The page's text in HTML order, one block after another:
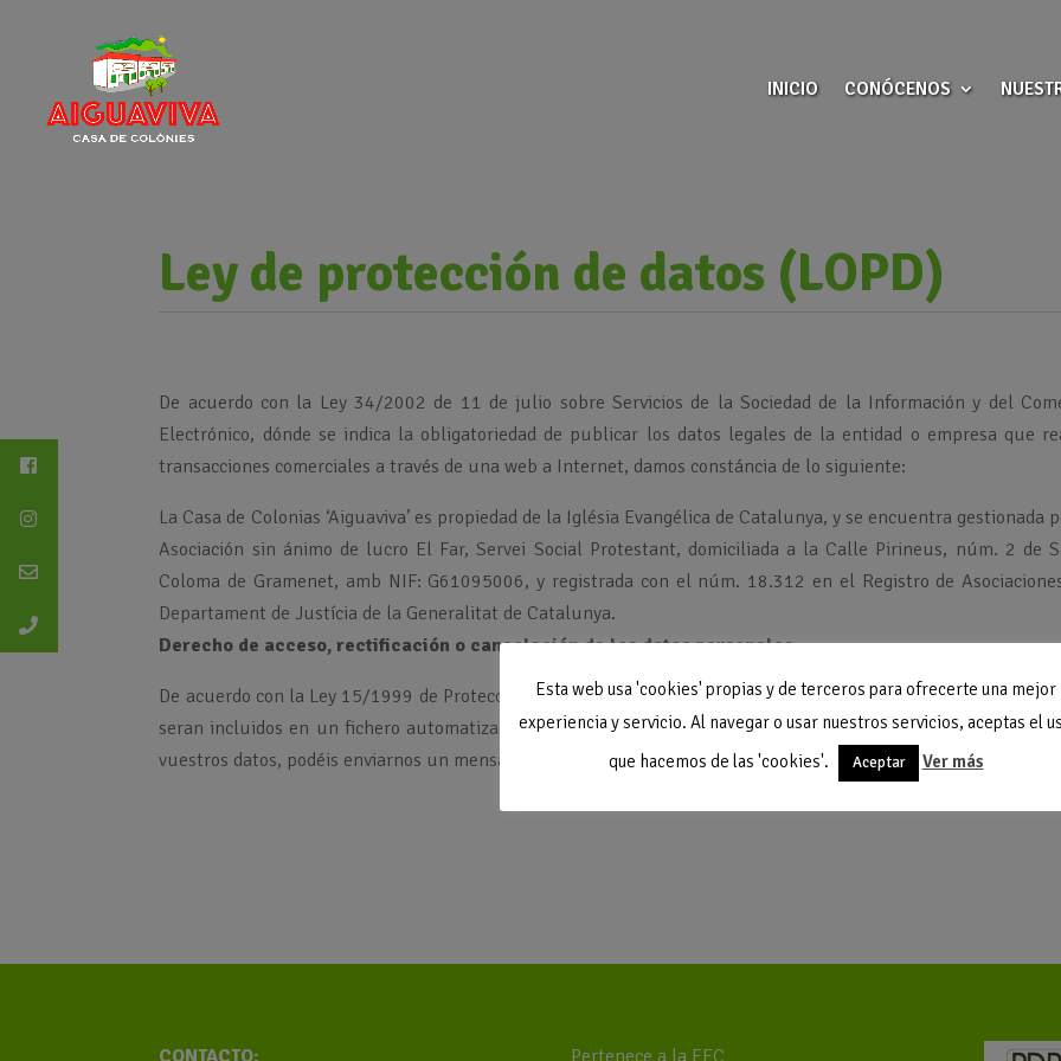
INICIO CONÓCENOS
Ley de protección de datos (LOPD)
De acuerdo con la Ley 34/2002 de 11 de julio sobre Servicios de la Sociedad de la Información y del
Electrónico, dónde se indica la obligatoriedad de publicar los datos legales de la entidad o empresa que
transacciones comerciales a través de una web a Internet, damos constáncia de lo siguiente:
La Casa de Colonias ‘Aiguaviva’ es propiedad de la Iglésia Evangélica de Catalunya, y se encuentra gestionada
Asociación sin ánimo de lucro El Far, Servei Social Protestant, domiciliada a la Calle Pirineus, núm. 2 de
Coloma de Gramenet, amb NIF: G61095006, y registrada con el núm. 18.312 en el Registro de
Departament de Justícia de la Generalitat de Catalunya.
Derecho de acceso, rectificación o cancelación de los datos personales.
De acuerdo con la Ley 15/1999 de Protección de Datos de carácter personal, os informamos que los datos
seran incluidos en un fichero automatizado. Si queréis ejercer el derecho de acceso, rectificación o
vuestros datos, podéis enviarnos un mensage a través delFormulario de Contacto
CONTACTO: Pertenece a la EEC
Esta web usa 'cookies' propias y de terceros para ofrecerte una mejor
experiencia y servicio. Al navegar o usar nuestros servicios, aceptas el
que hacemos de las 'cookies'.
Aceptar Ver más